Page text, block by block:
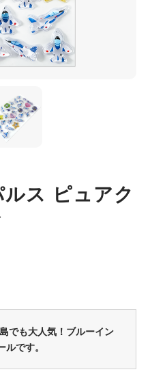
ス ピュアク
でも大人気！ブルーイン
です。